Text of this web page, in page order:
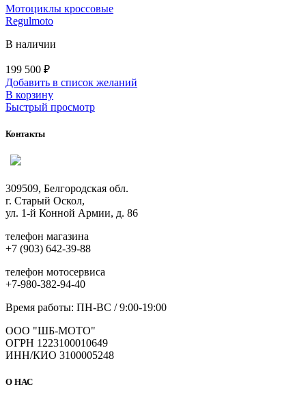
Мотоциклы кроссовые
Regulmoto
В наличии
199 500 ₽
Добавить в список желаний
В корзину
Быстрый просмотр
Контакты
309509, Белгородская обл.
г. Старый Оскол,
ул. 1-й Конной Армии, д. 86
телефон магазина
+7 (903) 642-39-88
телефон мотосервиса
+7-980-382-94-40
Время работы: ПН-ВС / 9:00-19:00
ООО "ШБ-МОТО"
ОГРН 1223100010649
ИНН/КИО 3100005248
О НАС